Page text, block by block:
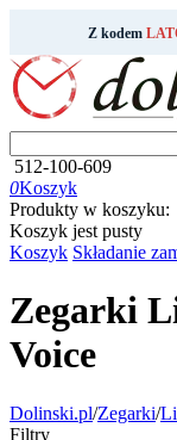
Z kodem
512-100-609
0Koszyk
Produkty w koszyku:
Koszyk jest pusty
Koszyk Składanie
Zegarki
Voice
Dolinski.pl/Zegarki/
Filtry